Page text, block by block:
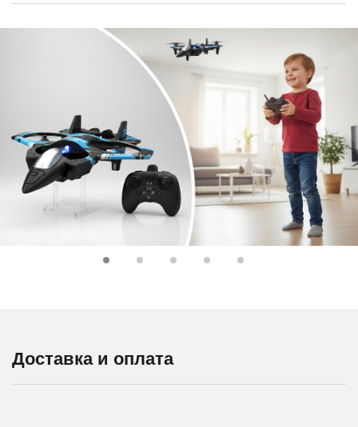
Доставка и оплата